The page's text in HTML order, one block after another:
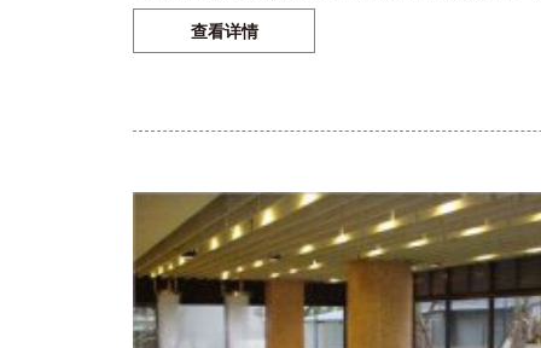
查看详情